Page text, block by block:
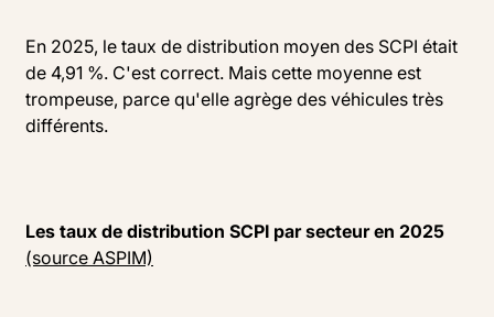
En 2025, le taux de distribution moyen des SCPI était
de 4,91 %. C'est correct. Mais cette moyenne est
trompeuse, parce qu'elle agrège des véhicules très
différents.
Les taux de distribution SCPI par secteur en 2025
(source ASPIM)